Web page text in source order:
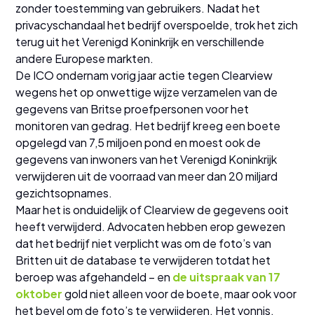
zonder toestemming van gebruikers. Nadat het
privacyschandaal het bedrijf overspoelde, trok het zich
terug uit het Verenigd Koninkrijk en verschillende
andere Europese markten.
De ICO ondernam vorig jaar actie tegen Clearview
wegens het op onwettige wijze verzamelen van de
gegevens van Britse proefpersonen voor het
monitoren van gedrag. Het bedrijf kreeg een boete
opgelegd van 7,5 miljoen pond en moest ook de
gegevens van inwoners van het Verenigd Koninkrijk
verwijderen uit de voorraad van meer dan 20 miljard
gezichtsopnames.
Maar het is onduidelijk of Clearview de gegevens ooit
heeft verwijderd. Advocaten hebben erop gewezen
dat het bedrijf niet verplicht was om de foto’s van
Britten uit de database te verwijderen totdat het
beroep was afgehandeld – en de uitspraak van 17
oktobergold niet alleen voor de boete, maar ook voor
het bevel om de foto’s te verwijderen. Het vonnis,